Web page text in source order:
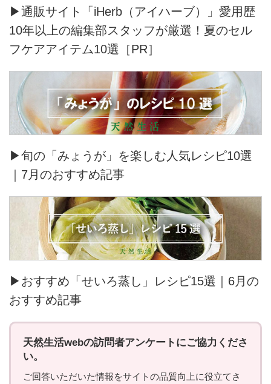
▶通販サイト「iHerb（アイハーブ）」愛用歴
10年以上の編集部スタッフが厳選！夏のセル
フケアアイテム10選［PR］
▶旬の「みょうが」を楽しむ人気レシピ10選
｜7月のおすすめ記事
▶おすすめ「せいろ蒸し」レシピ15選｜6月の
おすすめ記事